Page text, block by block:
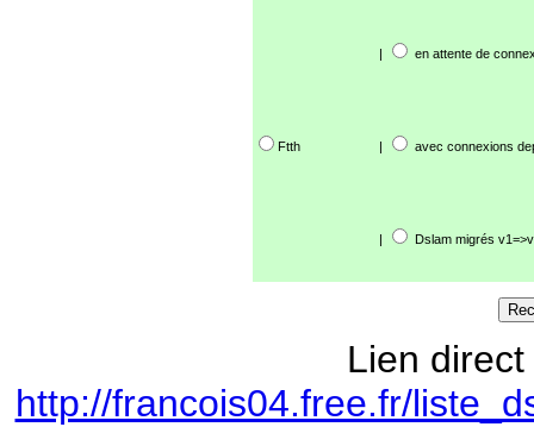
| en attente de
Ftth | avec connexions
| Dslam migrés
Lien
http://francois04.free.fr/